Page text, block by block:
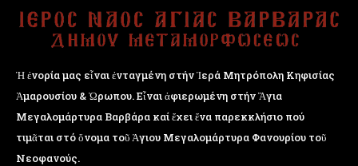
Ἡ ἐνορία μας εἶναι ἐνταγμένη στήν Ἱερά Μητρόπολη Κηφισίας
Ἁμαρουσίου & Ὠρωπου. Εἶναι ἀφιερωμένη στήν Ἅγια
Μεγαλομάρτυρα Βαρβάρα καί ἔχει ἕνα παρεκκλήσιο πού
τιμᾶται στό ὄνομα τοῦ Ἁγιου Μεγαλομάρτυρα Φανουρίου τοῦ
Νεοφανούς.